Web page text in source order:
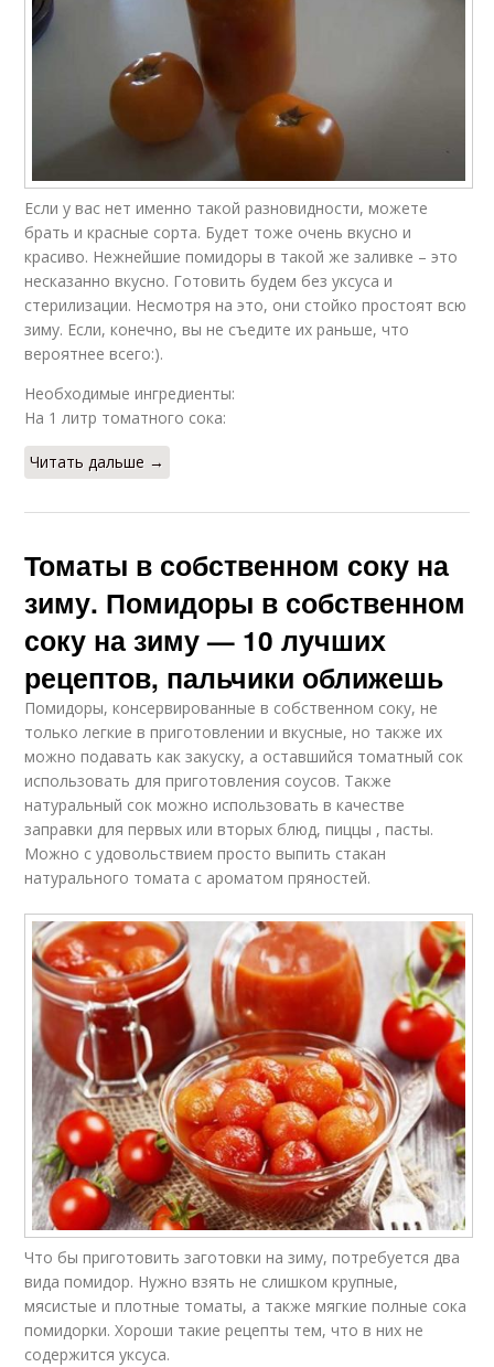
Если у вас нет именно такой разновидности, можете
брать и красные сорта. Будет тоже очень вкусно и
красиво. Нежнейшие помидоры в такой же заливке – это
несказанно вкусно. Готовить будем без уксуса и
стерилизации. Несмотря на это, они стойко простоят всю
зиму. Если, конечно, вы не съедите их раньше, что
вероятнее всего:).
Необходимые ингредиенты:
На 1 литр томатного сока:
Читать дальше →
Томаты в собственном соку на
зиму. Помидоры в собственном
соку на зиму — 10 лучших
рецептов, пальчики оближешь
Помидоры, консервированные в собственном соку, не
только легкие в приготовлении и вкусные, но также их
можно подавать как закуску, а оставшийся томатный сок
использовать для приготовления соусов. Также
натуральный сок можно использовать в качестве
заправки для первых или вторых блюд, пиццы , пасты.
Можно с удовольствием просто выпить стакан
натурального томата с ароматом пряностей.
Что бы приготовить заготовки на зиму, потребуется два
вида помидор. Нужно взять не слишком крупные,
мясистые и плотные томаты, а также мягкие полные сока
помидорки. Хороши такие рецепты тем, что в них не
содержится уксуса.